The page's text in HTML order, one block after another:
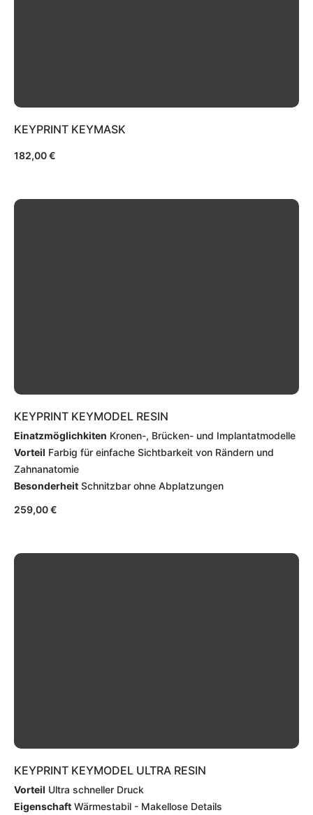
KEYPRINT KEYMASK
182,00€
KEYPRINT KEYMODEL RESIN
Einatzmöglichkiten Kronen-, Brücken- und Implantatmodelle
Vorteil Farbig für einfache Sichtbarkeit von Rändern und
Zahnanatomie
Besonderheit Schnitzbar ohne Abplatzungen
259,00€
KEYPRINT KEYMODEL ULTRA RESIN
Vorteil Ultra schneller Druck
Eigenschaft Wärmestabil - Makellose Details